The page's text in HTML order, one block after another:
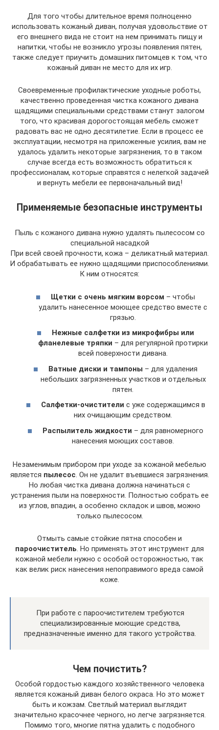
Для того чтобы длительное время полноценно
использовать кожаный диван, получая удовольствие от
его внешнего вида не стоит на нем принимать пищу и
напитки, чтобы не возникло угрозы появления пятен,
также следует приучить домашних питомцев к том, что
кожаный диван не место для их игр.
Своевременные профилактические уходные роботы,
качественно проведенная чистка кожаного дивана
щадящими специальными средствами станут залогом
того, что красивая дорогостоящая мебель сможет
радовать вас не одно десятилетие. Если в процесс ее
эксплуатации, несмотря на приложенные усилия, вам не
удалось удалить некоторые загрязнения, то в таком
случае всегда есть возможность обратиться к
профессионалам, которые справятся с нелегкой задачей
и вернуть мебели ее первоначальный вид!
Применяемые безопасные инструменты
Пыль с кожаного дивана нужно удалять пылесосом со
специальной насадкой
При всей своей прочности, кожа – деликатный материал.
И обрабатывать ее нужно щадящими приспособлениями.
К ним относятся:
Щетки с очень мягким ворсом – чтобы
удалить нанесенное моющее средство вместе с
грязью.
Нежные салфетки из микрофибры или
фланелевые тряпки – для регулярной протирки
всей поверхности дивана.
Ватные диски и тампоны – для удаления
небольших загрязненных участков и отдельных
пятен.
Салфетки-очистители с уже содержащимся в
них очищающим средством.
Распылитель жидкости – для равномерного
нанесения моющих составов.
Незаменимым прибором при уходе за кожаной мебелью
является пылесос . Он не удалит въевшиеся загрязнения.
Но любая чистка дивана должна начинаться с
устранения пыли на поверхности. Полностью собрать ее
из углов, впадин, а особенно складок и швов, можно
только пылесосом.
Отмыть самые стойкие пятна способен и
пароочиститель . Но применять этот инструмент для
кожаной мебели нужно с особой осторожностью, так
как велик риск нанесения непоправимого вреда самой
коже.
При работе с пароочистителем требуются
специализированные моющие средства,
предназначенные именно для такого устройства.
Чем почистить?
Особой гордостью каждого хозяйственного человека
является кожаный диван белого окраса. Но это может
быть и кожзам. Светлый материал выглядит
значительно красочнее черного, но легче загрязняется.
Помимо того, многие пятна удалить с подобного